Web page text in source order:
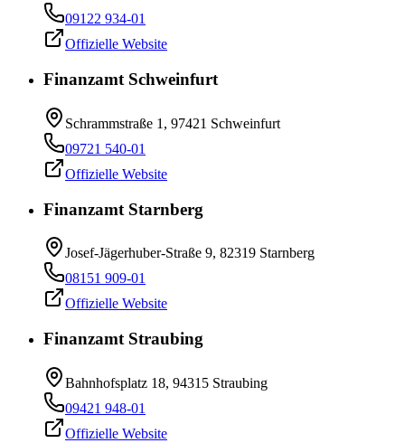
09122 934-01
Offizielle Website
Finanzamt Schweinfurt
Schrammstraße 1, 97421 Schweinfurt
09721 540-01
Offizielle Website
Finanzamt Starnberg
Josef-Jägerhuber-Straße 9, 82319 Starnberg
08151 909-01
Offizielle Website
Finanzamt Straubing
Bahnhofsplatz 18, 94315 Straubing
09421 948-01
Offizielle Website